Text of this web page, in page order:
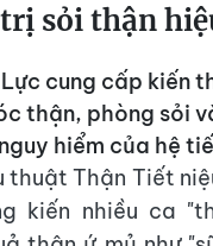
sỏi thận
cung cấp kiến
thận, phòng sỏi
hiểm của hệ
thuật Thận Tiết
kiến nhiều ca